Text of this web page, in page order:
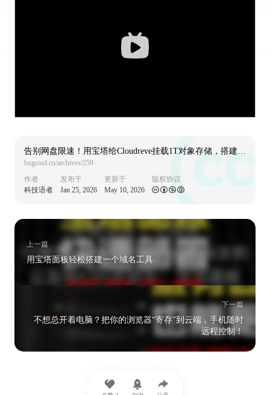
告别网盘限速！用宝塔给Cloudreve挂载1T对象存储，搭建私人云盘
bugcool.cn/archives/259
作者
科技语者
发布于
Jan 25, 2026
更新于
May 10, 2026
版权协议
上一篇
用宝塔面板轻松搭建一个域名工具
下一篇
不想总开着电脑？把你的浏览器“寄存”到云端，手机随时
远程控制！